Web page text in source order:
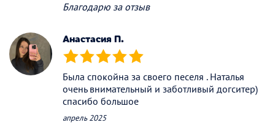
Благодарю за отзыв
Анастасия П.
(*) (*) (*) (*) (*)
Была спокойна за своего песеля . Наталья
очень внимательный и заботливый догситер)
спасибо большое
апрель 2025